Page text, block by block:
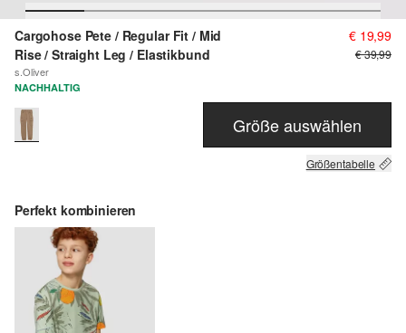
Cargohose Pete / Regular Fit / Mid
Rise / Straight Leg / Elastikbund
s.Oliver
€ 19,99
€ 39,99
NACHHALTIG
Größe auswählen
Größentabelle
Perfekt kombinieren